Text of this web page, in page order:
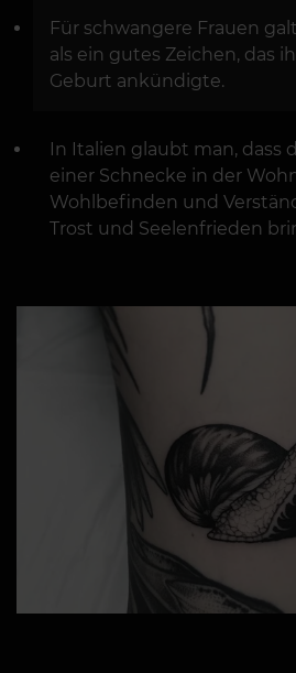
Für schwangere Frauen
als ein gutes Zeichen, das
Geburt ankündigte.
In Italien glaubt man, dass
einer Schnecke in der
Wohlbefinden und
Trost und Seelenfrieden